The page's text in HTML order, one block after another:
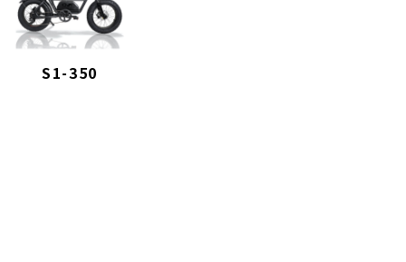
S1-350